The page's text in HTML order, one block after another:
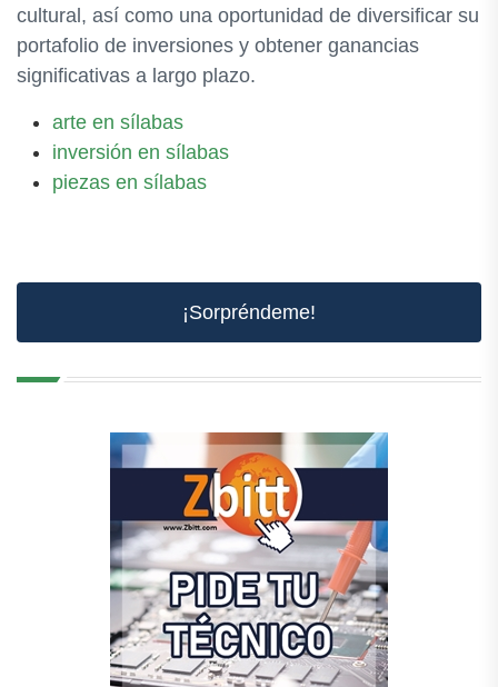
cultural, así como una oportunidad de diversificar su
portafolio de inversiones y obtener ganancias
significativas a largo plazo.
arte en sílabas
inversión en sílabas
piezas en sílabas
¡Sorpréndeme!